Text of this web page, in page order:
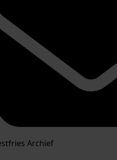
Archief